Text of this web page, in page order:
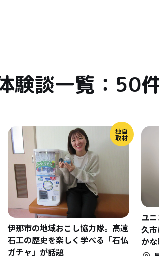
験談一覧：50
独自
取材
伊那市の地域おこし協力隊。高遠
石工の歴史を楽しく学べる「石仏
ガチャ」が話題
ユ
久
か